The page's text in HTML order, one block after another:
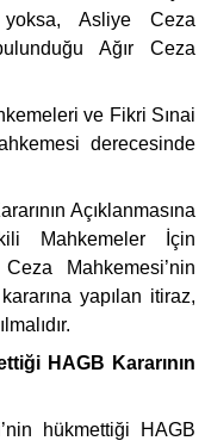
Asliye Ceza
Ağır Ceza
ve Fikri Sınai
derecesinde
Açıklanmasına
Mahkemeler İçin
Mahkemesi’nin
yapılan itiraz,
HAGB Kararının
hükmettiği HAGB